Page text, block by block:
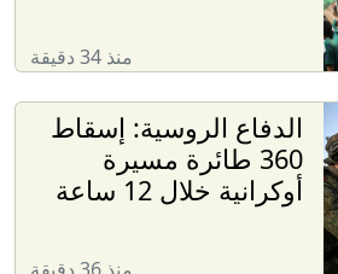
منذ 34 دقيقة
الدفاع الروسية: إسقاط
360 طائرة مسيرة
أوكرانية خلال 12 ساعة